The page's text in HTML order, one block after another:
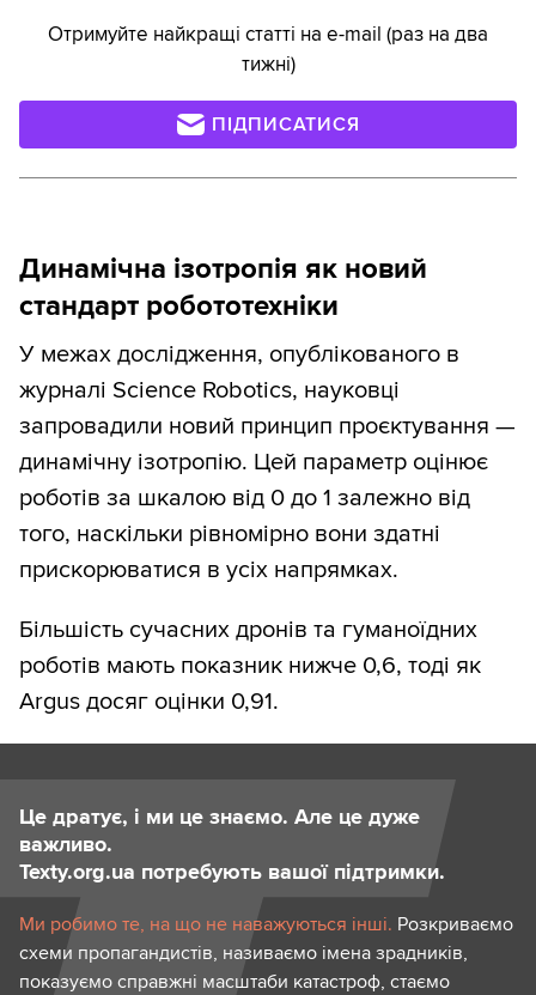
Отримуйте найкращі статті на e-mail (раз на два
тижні)
ПІДПИСАТИСЯ
Динамічна ізотропія як новий
стандарт робототехніки
У межах дослідження, опублікованого в
журналі Science Robotics, науковці
запровадили новий принцип проєктування —
динамічну ізотропію. Цей параметр оцінює
роботів за шкалою від 0 до 1 залежно від
того, наскільки рівномірно вони здатні
прискорюватися в усіх напрямках.
Більшість сучасних дронів та гуманоїдних
роботів мають показник нижче 0,6, тоді як
Argus досяг оцінки 0,91.
Це дратує, і ми це знаємо. Але це дуже
важливо.
Texty.org.ua потребують вашої підтримки.
Ми робимо те, на що не наважуються інші. Розкриваємо
схеми пропагандистів, називаємо імена зрадників,
показуємо справжні масштаби катастроф, стаємо